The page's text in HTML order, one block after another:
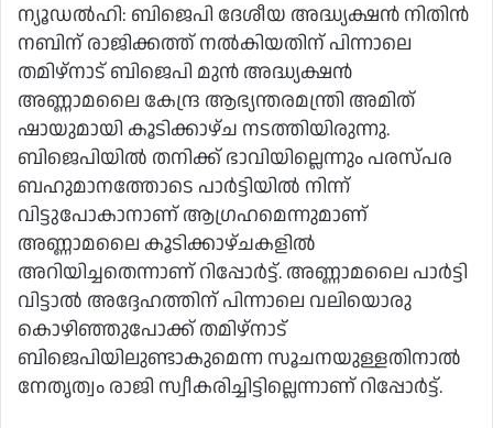
ന്യൂഡൽഹി: ബിജെപി ദേശീയ അദ്ധ്യക്ഷൻ നിതിൻ
നബിന് രാജിക്കത്ത് നൽകിയതിന് പിന്നാലെ
തമിഴ്നാട് ബിജെപി മുൻ അദ്ധ്യക്ഷൻ
അണ്ണാമലൈ കേന്ദ്ര ആഭ്യന്തരമന്ത്രി അമിത്
ഷായുമായി കൂടിക്കാഴ്ച നടത്തിയിരുന്നു.
ബിജെപിയിൽ തനിക്ക് ഭാവിയില്ലെന്നും പരസ്പര
ബഹുമാനത്തോടെ പാർട്ടിയിൽ നിന്ന്
വിട്ടുപോകാനാണ് ആഗ്രഹമെന്നുമാണ്
അണ്ണാമലൈ കൂടിക്കാഴ്ചകളിൽ
അറിയിച്ചതെന്നാണ് റിപ്പോർട്ട്. അണ്ണാമലൈ പാർട്ടി
വിട്ടാൽ അദ്ദേഹത്തിന് പിന്നാലെ വലിയൊരു
കൊഴിഞ്ഞുപോക്ക് തമിഴ്‌നാട്
ബിജെപിയിലുണ്ടാകുമെന്ന സൂചനയുള്ളതിനാൽ
നേതൃത്വം രാജി സ്വീകരിച്ചിട്ടില്ലെന്നാണ് റിപ്പോർട്ട്.